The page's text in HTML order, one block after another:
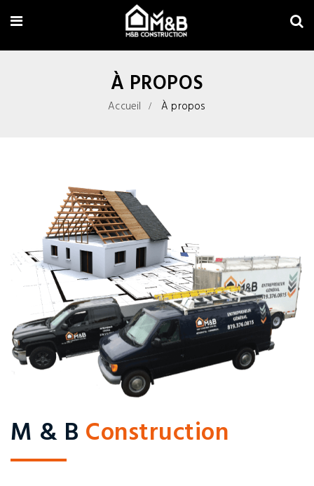
À PROPOS
Accueil À propos
M & B Construction